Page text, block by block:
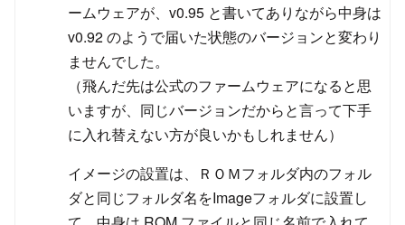
ームウェアが、v0.95 と書いてありながら中身は
v0.92 のようで届いた状態のバージョンと変わり
ませんでした。
（飛んだ先は公式のファームウェアになると思
いますが、同じバージョンだからと言って下手
に入れ替えない方が良いかもしれません）
イメージの設置は、ＲＯＭフォルダ内のフォル
ダと同じフォルダ名をImageフォルダに設置し